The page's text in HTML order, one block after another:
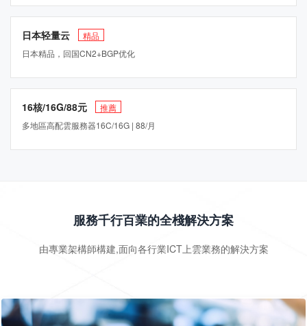
日本轻量云
精品
日本精品，回国CN2+BGP优化
16核/16G/88元
推薦
多地區高配雲服務器16C/16G | 88/月
服務千行百業的全棧解決方案
由專業架構師構建,面向各行業ICT上雲業務的解決方案